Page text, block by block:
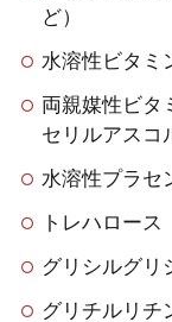
ど）
水溶性ビタミ
両親媒性ビタ
セリルアスコ
水溶性プラセ
トレハロース
グリシルグリ
グリチルリチ